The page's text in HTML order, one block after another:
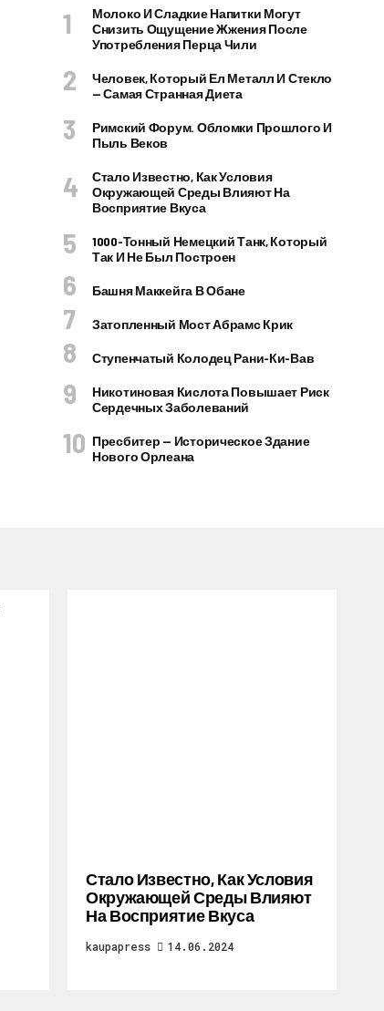
Молоко И Сладкие Напитки Могут
Снизить Ощущение Жжения После
Употребления Перца Чили
Человек, Который Ел Металл И Стекло
— Самая Странная Диета
Римский Форум. Обломки Прошлого И
Пыль Веков
Стало Известно, Как Условия
Окружающей Среды Влияют На
Восприятие Вкуса
1000-Тонный Немецкий Танк, Который
Так И Не Был Построен
Башня Маккейга В Обане
Затопленный Мост Абрамс Крик
Ступенчатый Колодец Рани-Ки-Вав
Никотиновая Кислота Повышает Риск
Сердечных Заболеваний
Пресбитер — Историческое Здание
Нового Орлеана
Стало Известно, Как Условия
Окружающей Среды Влияют
На Восприятие Вкуса
kaupapress 14.06.2024